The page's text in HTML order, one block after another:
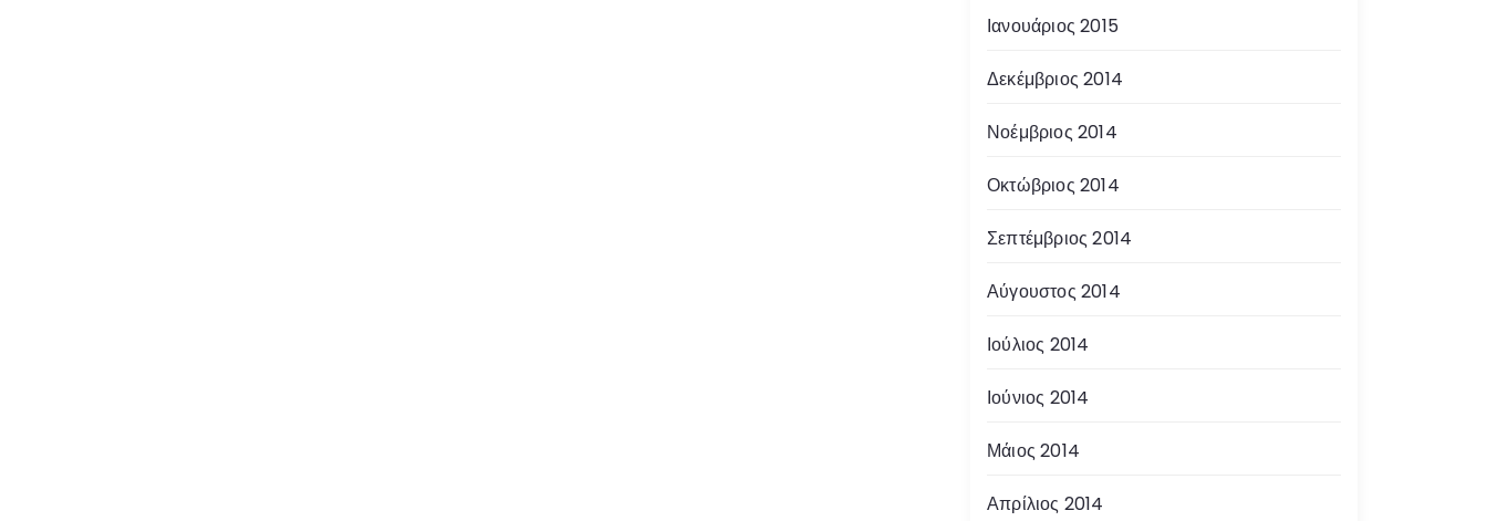
Ιανουάριος 2015
Δεκέμβριος 2014
Νοέμβριος 2014
Οκτώβριος 2014
Σεπτέμβριος 2014
Αύγουστος 2014
Ιούλιος 2014
Ιούνιος 2014
Μάιος 2014
Απρίλιος 2014